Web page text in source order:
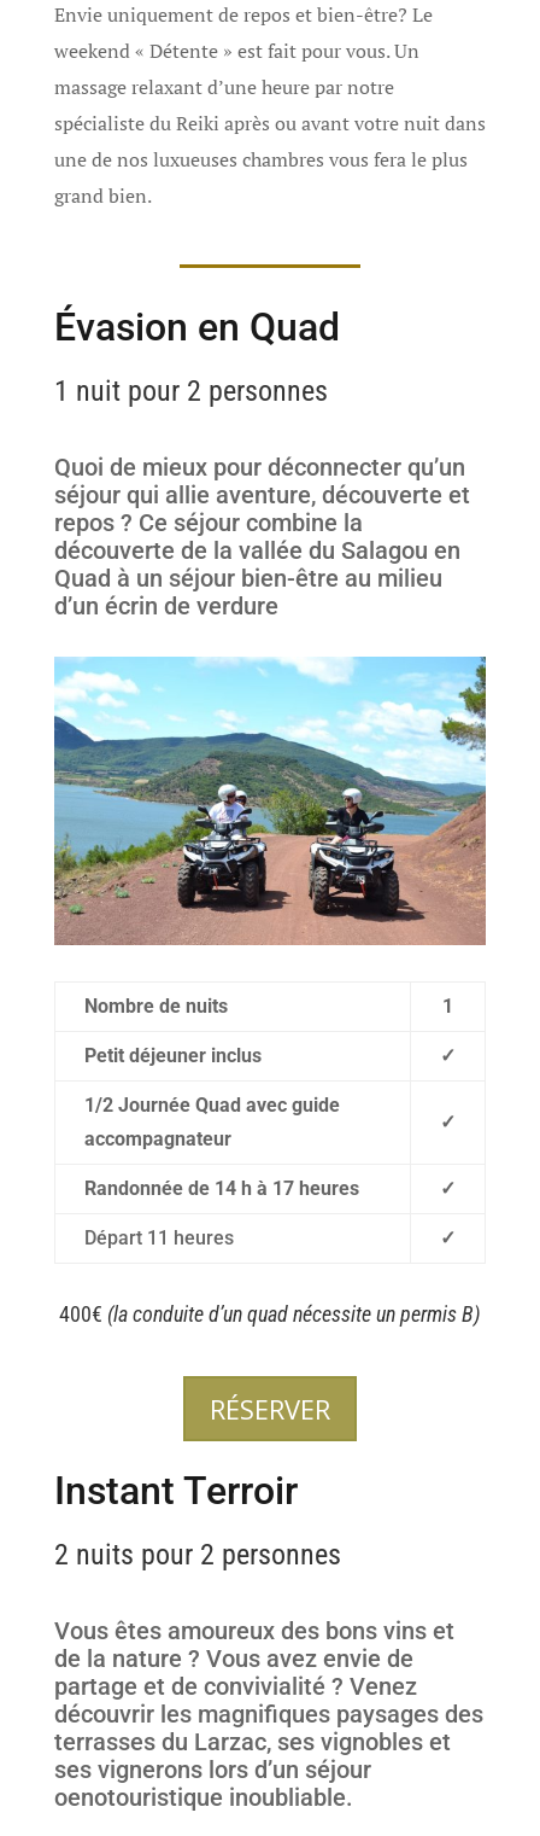
Envie uniquement de repos et bien-être? Le
weekend « Détente » est fait pour vous. Un
massage relaxant d’une heure par notre
spécialiste du Reiki après ou avant votre nuit dans
une de nos luxueuses chambres vous fera le plus
grand bien.
Évasion en Quad
1 nuit pour 2 personnes
Quoi de mieux pour déconnecter qu’un
séjour qui allie aventure, découverte et
repos ? Ce séjour combine la
découverte de la vallée du Salagou en
Quad à un séjour bien-être au milieu
d’un écrin de verdure
Nombre de nuits 1
Petit déjeuner inclus ✓
1/2 Journée Quad avec guide
accompagnateur
✓
Randonnée de 14 h à 17 heures ✓
Départ 11 heures ✓
400€ (la conduite d’un quad nécessite un permis B)
RÉSERVER
Instant Terroir
2 nuits pour 2 personnes
Vous êtes amoureux des bons vins et
de la nature ? Vous avez envie de
partage et de convivialité ? Venez
découvrir les magnifiques paysages des
terrasses du Larzac, ses vignobles et
ses vignerons lors d’un séjour
oenotouristique inoubliable.